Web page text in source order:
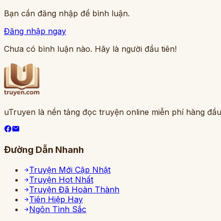
Bạn cần đăng nhập để bình luận.
Đăng nhập ngay
Chưa có bình luận nào. Hãy là người đầu tiên!
uTruyen là nền tảng đọc truyện online miễn phí hàng
Đường Dẫn Nhanh
Truyện Mới Cập Nhật
Truyện Hot Nhất
Truyện Đã Hoàn Thành
Tiên Hiệp Hay
Ngôn Tình Sắc